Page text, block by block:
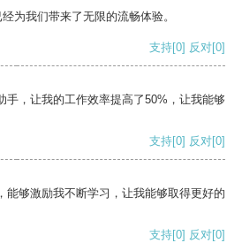
为我们带来了无限的流畅体验。
支持[0] 反对[0]
手，让我的工作效率提高了50%，让我能够
支持[0] 反对[0]
能够激励我不断学习，让我能够取得更好的
支持[0] 反对[0]